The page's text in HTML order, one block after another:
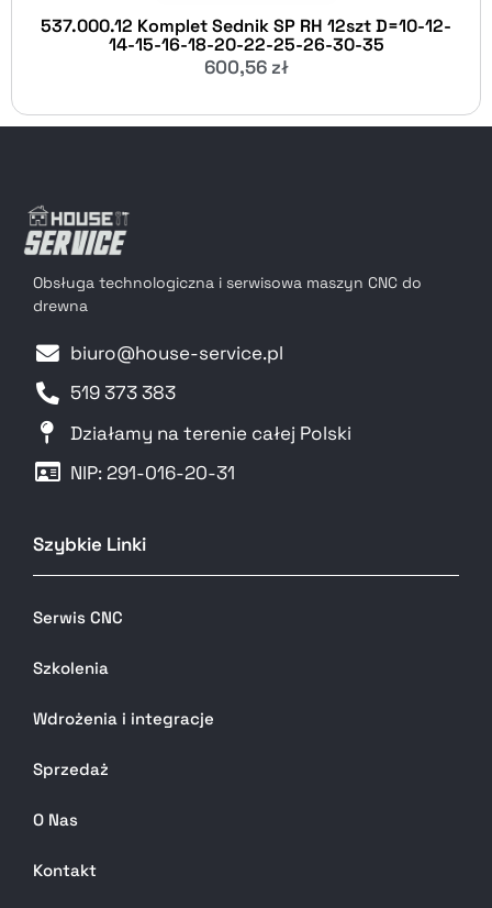
537.000.12 Komplet Sednik SP RH 12szt D=10-12-
14-15-16-18-20-22-25-26-30-35
600,56 zł
Obsługa technologiczna i serwisowa maszyn CNC do
drewna
biuro@house-service.pl
519 373 383
Działamy na terenie całej Polski
NIP: 291-016-20-31​
Szybkie Linki
Serwis CNC
Szkolenia
Wdrożenia i integracje
Sprzedaż
O Nas
Kontakt